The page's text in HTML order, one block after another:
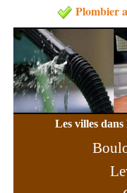
Plombier
Les villes dans